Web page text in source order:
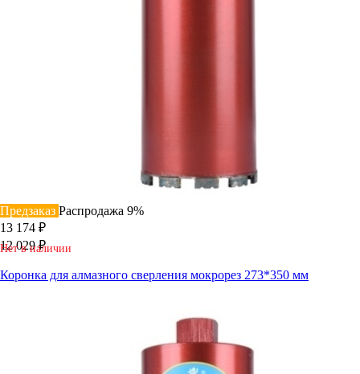
Предзаказ Распродажа 9%
13 174 ₽
12 029 ₽
Нет в наличии
Коронка для алмазного сверления мокрорез 273*350 мм